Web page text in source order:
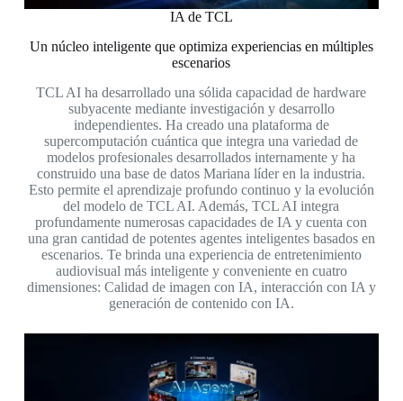
IA de TCL
Un núcleo inteligente que optimiza experiencias en múltiples
escenarios
TCL AI ha desarrollado una sólida capacidad de hardware
subyacente mediante investigación y desarrollo
independientes. Ha creado una plataforma de
supercomputación cuántica que integra una variedad de
modelos profesionales desarrollados internamente y ha
construido una base de datos Mariana líder en la industria.
Esto permite el aprendizaje profundo continuo y la evolución
del modelo de TCL AI. Además, TCL AI integra
profundamente numerosas capacidades de IA y cuenta con
una gran cantidad de potentes agentes inteligentes basados en
escenarios. Te brinda una experiencia de entretenimiento
audiovisual más inteligente y conveniente en cuatro
dimensiones: Calidad de imagen con IA, interacción con IA y
generación de contenido con IA.